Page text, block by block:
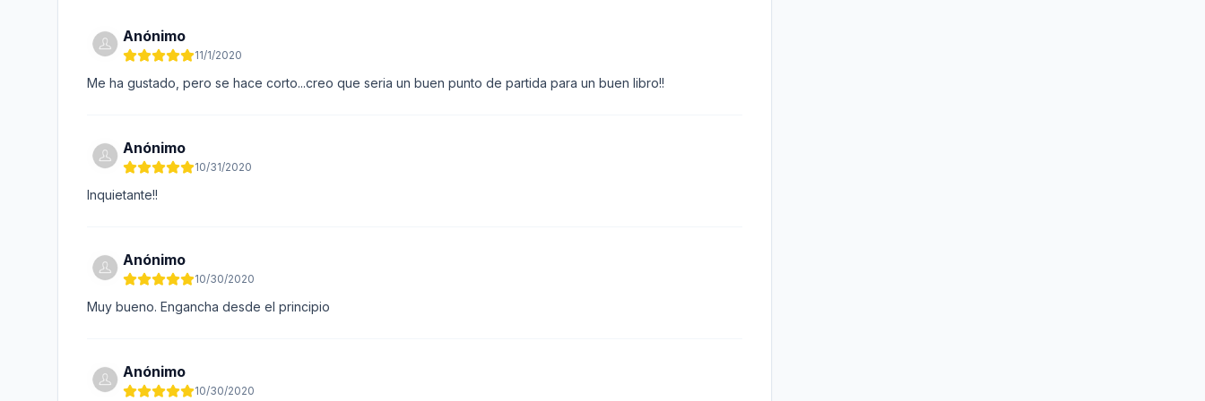
Anónimo
11/1/2020
Me ha gustado, pero se hace corto...creo que seria un buen punto de partida para un buen libro!!
Anónimo
10/31/2020
Inquietante!!
Anónimo
10/30/2020
Muy bueno. Engancha desde el principio
Anónimo
10/30/2020